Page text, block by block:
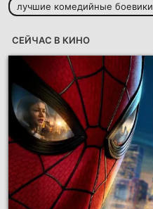
лучшие комедийные боевики
СЕЙЧАС В КИНО